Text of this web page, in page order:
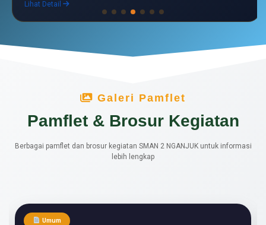
Galeri Pamflet
Pamflet & Brosur Kegiatan
Berbagai pamflet dan brosur kegiatan SMAN 2 NGANJUK untuk informasi
lebih lengkap
Umum